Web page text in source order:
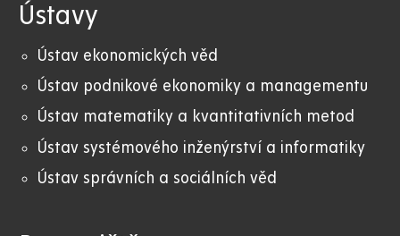
Ústavy
Ústav ekonomických věd
Ústav podnikové ekonomiky a managementu
Ústav matematiky a kvantitativních metod
Ústav systémového inženýrství a informatiky
Ústav správních a sociálních věd